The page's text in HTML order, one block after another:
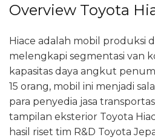
Overview Toyota
Hiace adalah mobil produksi
melengkapi segmentasi van
kapasitas daya angkut
15 orang, mobil ini menjadi
para penyedia jasa
tampilan eksterior Toyota
hasil riset tim R&D Toyota